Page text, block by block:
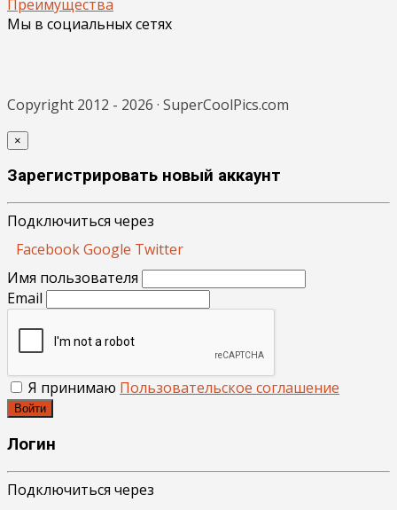
Преимущества
Мы в социальных сетях
Copyright 2012 - 2026 · SuperCoolPics.com
×
Зарегистрировать новый аккаунт
Подключиться через
FacebookGoogle Twitter
Имя пользователя
Email
Я принимаю Пользовательское соглашение
Войти
Логин
Подключиться через